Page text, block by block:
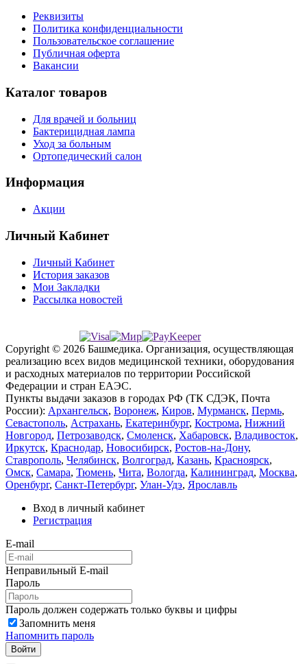
Реквизиты
Политика конфиденциальности
Пользовательское соглашение
Публичная оферта
Вакансии
Каталог товаров
Для врачей и больниц
Бактерицидная лампа
Уход за больным
Ортопедический салон
Информация
Акции
Личный Кабинет
Личный Кабинет
История заказов
Мои Закладки
Рассылка новостей
Copyright © 2026 Башмедика. Организация, осуществляющая
реализацию всех видов медицинской техники, оборудования
и расходных материалов по территории Российской
Федерации и стран ЕАЭС.
Пункты выдачи заказов в городах РФ (ТК СДЭК, Почта
России): Архангельск, Воронеж, Киров, Мурманск, Пермь,
Севастополь, Астрахань, Екатеринбург, Кострома, Нижний
Новгород, Петрозаводск, Смоленск, Хабаровск, Владивосток,
Иркутск, Краснодар, Новосибирск, Ростов-на-Дону,
Ставрополь, Челябинск, Волгоград, Казань, Красноярск,
Омск, Самара, Тюмень, Чита, Вологда, Калининград, Москва,
Оренбург, Санкт-Петербург, Улан-Удэ, Ярославль
Вход в личный кабинет
Регистрация
E-mail
Неправильный E-mail
Пароль
Пароль должен содержать только буквы и цифры
Запомнить меня
Напомнить пароль
Войти